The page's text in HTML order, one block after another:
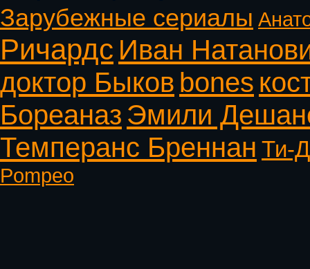
Зарубежные сериалы
Ричардс Иван
доктор Быков bones
Бореаназ Эмили
Темперанс Бреннан Ти-
Pompeo